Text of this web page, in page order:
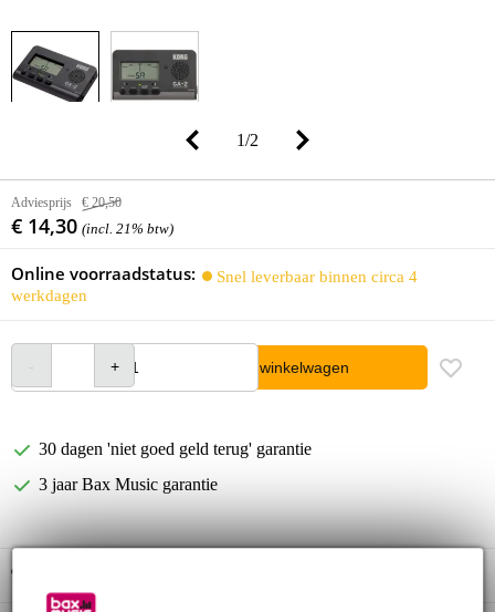
1/2
Adviesprijs € 20,50
€ 14,30 (incl. 21% btw)
Online voorraadstatus:
Snel leverbaar binnen circa 4
werkdagen
In winkelwagen
30 dagen 'niet goed geld terug' garantie
3 jaar Bax Music garantie